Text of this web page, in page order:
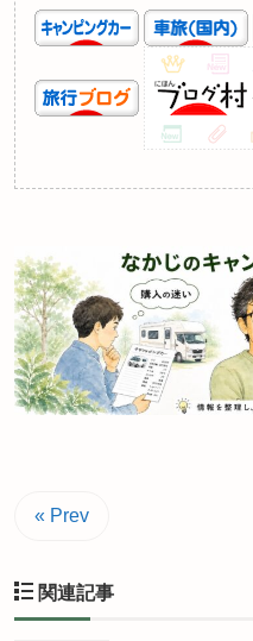
« Prev
関連記事